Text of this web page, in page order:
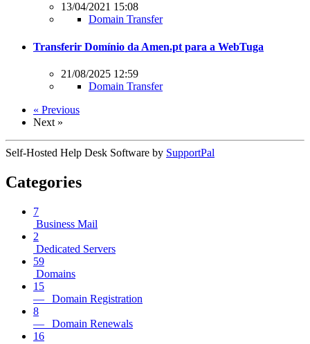
13/04/2021 15:08
Domain Transfer
Transferir Domínio da Amen.pt para a WebTuga
21/08/2025 12:59
Domain Transfer
« Previous
Next »
Self-Hosted Help Desk Software by SupportPal
Categories
7
Business Mail
2
Dedicated Servers
59
Domains
15
— Domain Registration
8
— Domain Renewals
16